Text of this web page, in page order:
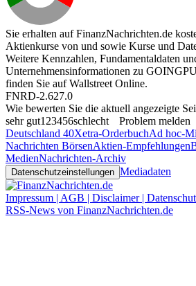
Sie erhalten auf FinanzNachrichten.de
Aktienkurse von und sowie Kurse und
Weitere Kennzahlen, Fundamentaldaten
Unternehmensinformationen zu
finden Sie aufWallstreet Online.
FNRD-2.627.0
Wie bewerten Sie die aktuell angezeigte
sehr gut1 23456schlecht
Problem melden
Deutschland 40Xetra-OrderbuchAd hoc-
Nachrichten BörsenAktien-Empfehlungen
MedienNachrichten-Archiv
Datenschutzeinstellungen Mediadaten
Impressum | AGB | Disclaimer |
RSS-News von FinanzNachrichten.de